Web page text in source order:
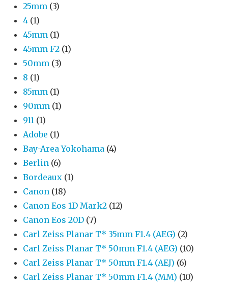
25mm (3)
4 (1)
45mm (1)
45mm F2 (1)
50mm (3)
8 (1)
85mm (1)
90mm (1)
911 (1)
Adobe (1)
Bay-Area Yokohama (4)
Berlin (6)
Bordeaux (1)
Canon (18)
Canon Eos 1D Mark2 (12)
Canon Eos 20D (7)
Carl Zeiss Planar T* 35mm F1.4 (AEG) (2)
Carl Zeiss Planar T* 50mm F1.4 (AEG) (10)
Carl Zeiss Planar T* 50mm F1.4 (AEJ) (6)
Carl Zeiss Planar T* 50mm F1.4 (MM) (10)